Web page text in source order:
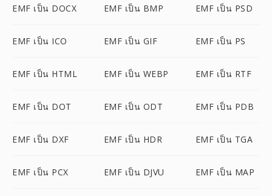
EMF เป็น DOCX EMF เป็น BMP EMF เป็น PSD
EMF เป็น ICO EMF เป็น GIF EMF เป็น PS
EMF เป็น HTML EMF เป็น WEBP EMF เป็น RTF
EMF เป็น DOT EMF เป็น ODT EMF เป็น PDB
EMF เป็น DXF EMF เป็น HDR EMF เป็น TGA
EMF เป็น PCX EMF เป็น DJVU EMF เป็น MAP